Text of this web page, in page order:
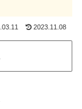
2023.11.08